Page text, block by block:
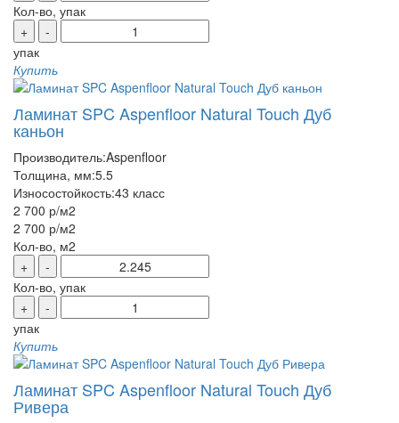
Кол-во, упак
+
-
упак
Купить
Ламинат SPC Aspenfloor Natural Touch Дуб
каньон
Производитель:Aspenfloor
Толщина, мм:5.5
Износостойкость:43 класс
2 700 р/м2
2 700 р/м2
Кол-во, м2
+
-
Кол-во, упак
+
-
упак
Купить
Ламинат SPC Aspenfloor Natural Touch Дуб
Ривера